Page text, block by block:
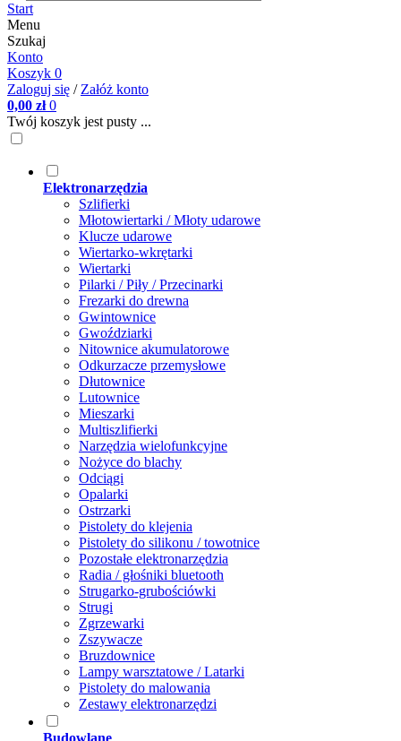
Start
Menu
Szukaj
Konto
Koszyk 0
Zaloguj się / Załóż konto
0,00 zł 0
Twój koszyk jest pusty ...
Elektronarzędzia
Szlifierki
Młotowiertarki / Młoty udarowe
Klucze udarowe
Wiertarko-wkrętarki
Wiertarki
Pilarki / Piły / Przecinarki
Frezarki do drewna
Gwintownice
Gwoździarki
Nitownice akumulatorowe
Odkurzacze przemysłowe
Dłutownice
Lutownice
Mieszarki
Multiszlifierki
Narzędzia wielofunkcyjne
Nożyce do blachy
Odciągi
Opalarki
Ostrzarki
Pistolety do klejenia
Pistolety do silikonu / towotnice
Pozostałe elektronarzędzia
Radia / głośniki bluetooth
Strugarko-grubościówki
Strugi
Zgrzewarki
Zszywacze
Bruzdownice
Lampy warsztatowe / Latarki
Pistolety do malowania
Zestawy elektronarzędzi
Budowlane